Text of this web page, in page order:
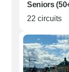
Seniors
22 circuits